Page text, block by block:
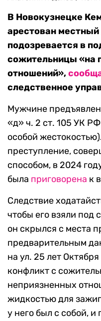
В Новокузнецке
арестован
подозревается в
сожительницы «на
отношений»,
следственное
Мужчине
«д» ч. 2 ст. 105 УК
особой
преступление,
способом, в 2024
была приговорена к
Следствие
чтобы его взяли под
он скрылся с места
предварительным
на ул. 25 лет
конфликт с
неприязненных
жидкостью для
у него был с собой,